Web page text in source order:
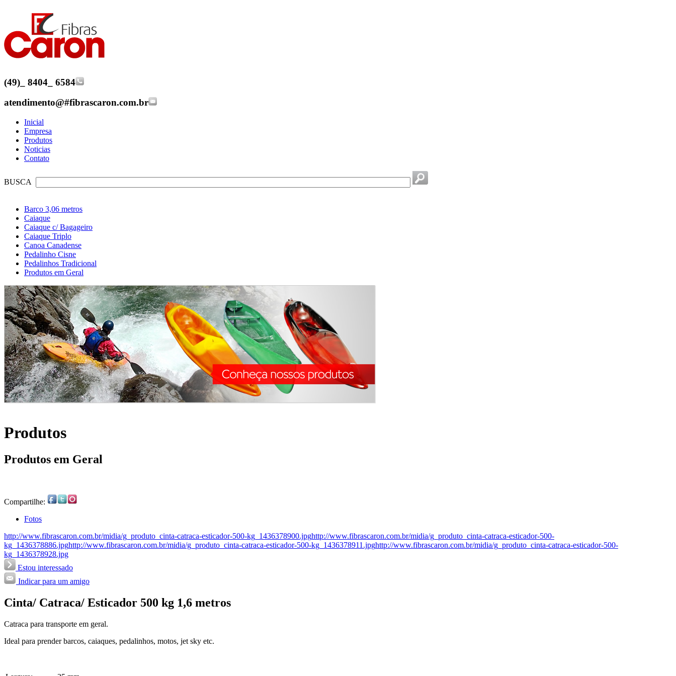
(49) 8404
6584
atendimento@#fibrascaron.com.br
Inicial
Empresa
Produtos
Noticias
Contato
BUSCA
Barco 3,06 metros
Caiaque
Caiaque c/ Bagageiro
Caiaque Triplo
Canoa Canadense
Pedalinho Cisne
Pedalinhos Tradicional
Produtos em Geral
Produtos
Produtos em Geral
Compartilhe:
Fotos
http://www.fibrascaron.com.br/midia/g_produto_cinta-catraca-esticador-500-kg_1436378900.jpghttp://www.fibrascaron.com.br/midia/g_produto_cinta-catraca-esticador-500-
kg_1436378886.jpghttp://www.fibrascaron.com.br/midia/g_produto_cinta-catraca-esticador-500-kg_1436378911.jpghttp://www.fibrascaron.com.br/midia/g_produto_cinta-catraca-esticador-500-
kg_1436378928.jpg
Estou interessado
Indicar para um amigo
Cinta/ Catraca/ Esticador 500 kg 1,6 metros
Catraca para transporte em geral.
Ideal para prender barcos, caiaques, pedalinhos, motos, jet sky etc.